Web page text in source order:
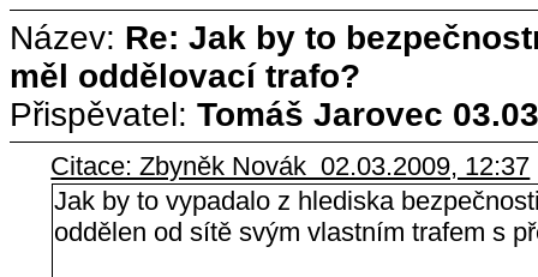
Název: Re: Jak by to
měl oddělovací trafo?
Přispěvatel: Tomáš Jarovec
Citace: Zbyněk Novák 02.03.2009, 12:37
Jak by to vypadalo z hlediska
oddělen od sítě svým vlastním trafem s